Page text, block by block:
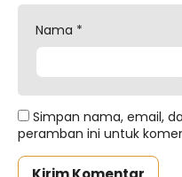
Nama *
Simpan nama, email,
peramban ini untuk